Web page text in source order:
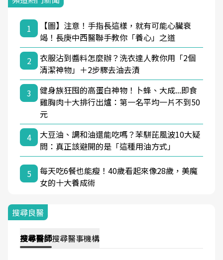
1
【圖】注意！手指長這樣，就有可能心臟衰
竭！長庚中西醫聯手教你「養心」之道
2
衣服沾到醬料怎麼辦？洗衣達人教你用「2個
清潔神物」＋2步驟去油去漬
3
健身族狂囤的高蛋白神物！卜蜂、大成...即食
雞胸肉十大排行出爐：第一名平均一片不到50
元
4
大豆油、調和油還能吃嗎？苯駢芘風波10大疑
問：真正該避開的是「這種用油方式」
5
每天吃6餐也能瘦！40歲看起來像28歲，美魔
女的十大養成術
搜尋良醫
搜尋醫師搜尋醫事機構